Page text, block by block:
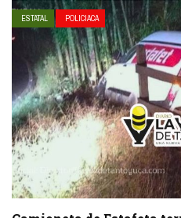
ESTATAL POLICIACA